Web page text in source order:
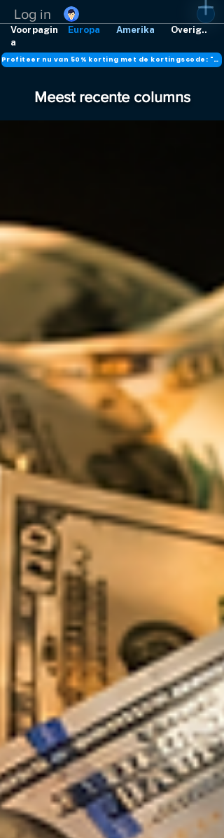
Log in
Europa Amerika Overig..
Voorpagin
a
Profiteer nu van 50% korting met de kortingscode: "DANK"
Meest recente columns